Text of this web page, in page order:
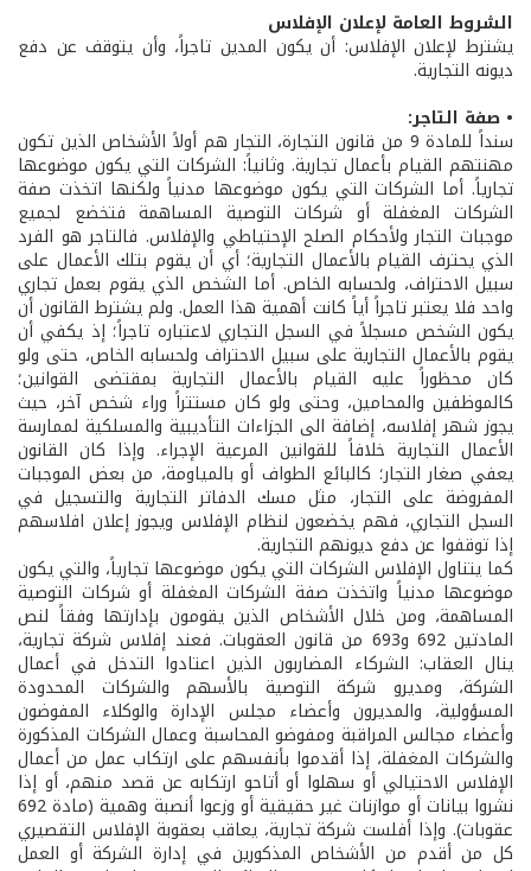
الشروط العامة لإعلان الإفلاس
يشترط لإعلان الإفلاس: أن يكون المدين تاجراً، وأن يتوقف عن دفع
ديونه التجارية.
• صفة التاجر:
سنداً للمادة 9 من قانون التجارة، التجار هم أولاً الأشخاص الذين تكون
مهنتهم القيام بأعمال تجارية. وثانياً: الشركات التي يكون موضوعها
تجارياً. أما الشركات التي يكون موضوعها مدنياً ولكنها اتخذت صفة
الشركات المغفلة أو شركات التوصية المساهمة فتخضع لجميع
موجبات التجار ولأحكام الصلح الإحتياطي والإفلاس. فالتاجر هو الفرد
الذي يحترف القيام بالأعمال التجارية؛ أي أن يقوم بتلك الأعمال على
سبيل الاحتراف، ولحسابه الخاص. أما الشخص الذي يقوم بعمل تجاري
واحد فلا يعتبر تاجراً أياً كانت أهمية هذا العمل. ولم يشترط القانون أن
يكون الشخص مسجلاً في السجل التجاري لاعتباره تاجراً؛ إذ يكفي أن
يقوم بالأعمال التجارية على سبيل الاحتراف ولحسابه الخاص، حتى ولو
كان محظوراً عليه القيام بالأعمال التجارية بمقتضى القوانين؛
كالموظفين والمحامين، وحتى ولو كان مستتراً وراء شخص آخر، حيث
يجوز شهر إفلاسه، إضافة الى الجزاءات التأديبية والمسلكية لممارسة
الأعمال التجارية خلافاً للقوانين المرعية الإجراء. وإذا كان القانون
يعفي صغار التجار؛ كالبائع الطواف أو بالمياومة، من بعض الموجبات
المفروضة على التجار، مثل مسك الدفاتر التجارية والتسجيل في
السجل التجاري، فهم يخضعون لنظام الإفلاس ويجوز إعلان افلاسهم
إذا توقفوا عن دفع ديونهم التجارية.
كما يتناول الإفلاس الشركات التي يكون موضوعها تجارياً، والتي يكون
موضوعها مدنياً واتخذت صفة الشركات المغفلة أو شركات التوصية
المساهمة، ومن خلال الأشخاص الذين يقومون بإدارتها وفقاً لنص
المادتين 692 و693 من قانون العقوبات. فعند إفلاس شركة تجارية،
ينال العقاب: الشركاء المضاربون الذين اعتادوا التدخل في أعمال
الشركة، ومديرو شركة التوصية بالأسهم والشركات المحدودة
المسؤولية، والمديرون وأعضاء مجلس الإدارة والوكلاء المفوضون
وأعضاء مجالس المراقبة ومفوضو المحاسبة وعمال الشركات المذكورة
والشركات المغفلة، إذا أقدموا بأنفسهم على ارتكاب عمل من أعمال
الإفلاس الاحتيالي أو سهلوا أو أتاحو ارتكابه عن قصد منهم، أو إذا
نشروا بيانات أو موازنات غير حقيقية أو وزعوا أنصبة وهمية (مادة 692
عقوبات). وإذا أفلست شركة تجارية، يعاقب بعقوبة الإفلاس التقصيري
كل من أقدم من الأشخاص المذكورين في إدارة الشركة أو العمل